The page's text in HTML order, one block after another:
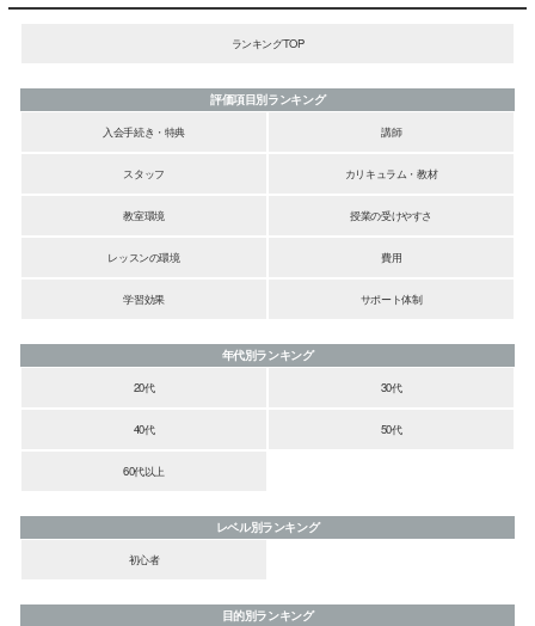
ランキングTOP
評価項目別ランキング
入会手続き・特典
講師
スタッフ カリキュラム・教材
教室環境 授業の受けやすさ
レッスンの環境 費用
学習効果 サポート体制
年代別ランキング
20代
30代
40代 50代
60代以上
レベル別ランキング
初心者
目的別ランキング